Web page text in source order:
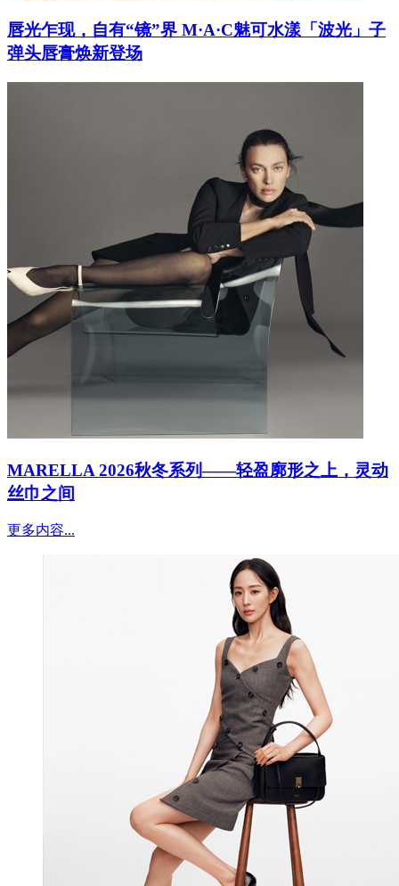
唇光乍现，自有“镜”界 M·A·C魅可水漾「波光」子
弹头唇膏焕新登场
MARELLA 2026秋冬系列——轻盈廓形之上，灵动
丝巾之间
更多内容...